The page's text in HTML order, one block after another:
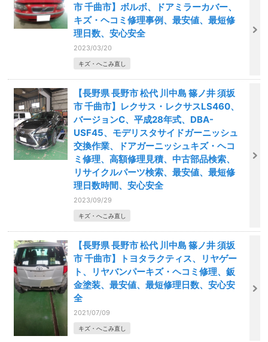
市 千曲市】ボルボ、ドアミラーカバー、
キズ・ヘコミ修理事例、最安値、最短修
理日数、安心安全
2023/03/20
キズ・へこみ直し
【長野県 長野市 松代 川中島 篠ノ井 須坂
市 千曲市】レクサス・レクサスLS460、
バージョンC、平成28年式、DBA-
USF45、モデリスタサイドガーニッシュ
交換作業、ドアガーニッシュキズ・ヘコ
ミ修理、高額修理見積、中古部品検索、
リサイクルパーツ検索、最安値、最短修
理日数時間、安心安全
2023/09/29
キズ・へこみ直し
【長野県 長野市 松代 川中島 篠ノ井 須坂
市 千曲市】トヨタラクティス、リヤゲー
ト、リヤバンパーキズ・ヘコミ修理、鈑
金塗装、最安値、最短修理日数、安心安
全
2021/07/09
キズ・へこみ直し